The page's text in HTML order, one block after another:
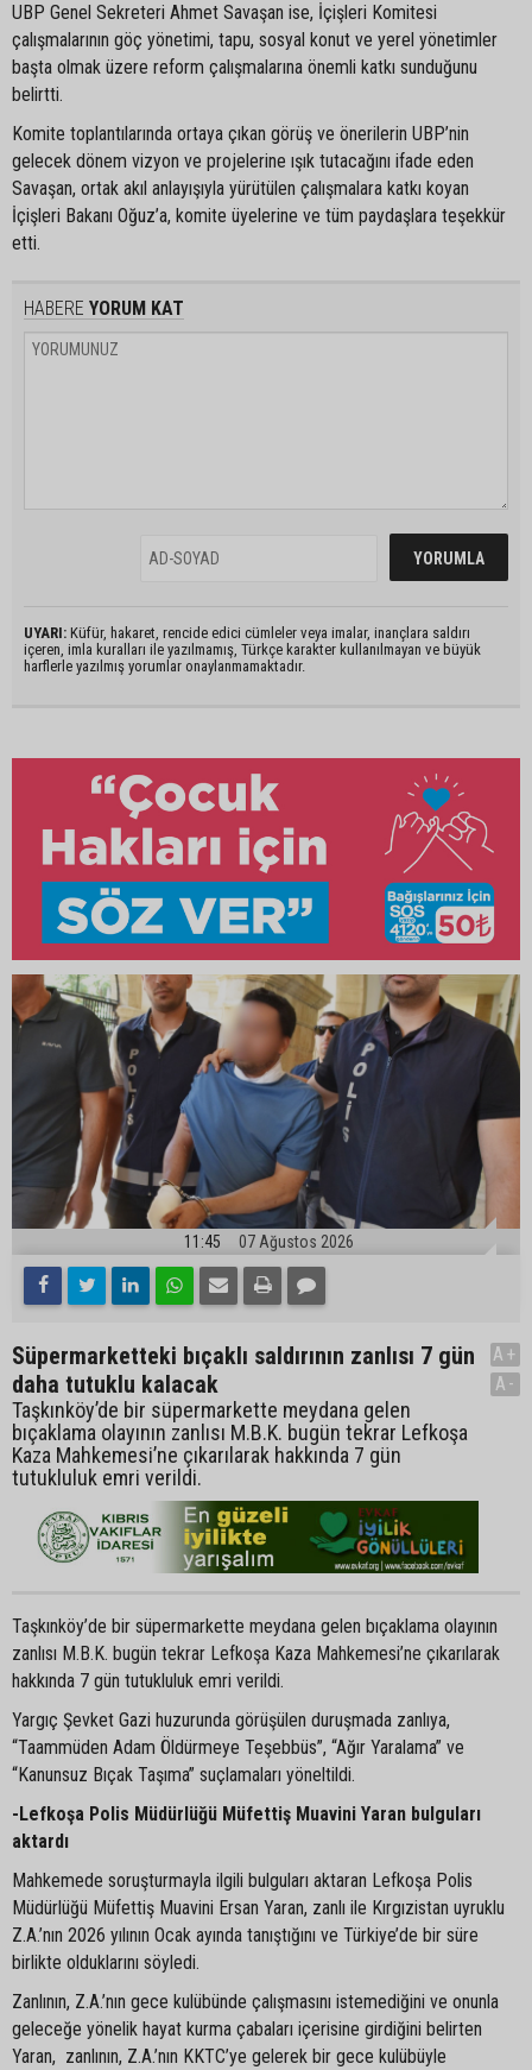
UBP Genel Sekreteri Ahmet Savaşan ise, İçişleri Komitesi
çalışmalarının göç yönetimi, tapu, sosyal konut ve yerel yönetimler
başta olmak üzere reform çalışmalarına önemli katkı sunduğunu
belirtti.
Komite toplantılarında ortaya çıkan görüş ve önerilerin UBP’nin
gelecek dönem vizyon ve projelerine ışık tutacağını ifade eden
Savaşan, ortak akıl anlayışıyla yürütülen çalışmalara katkı koyan
İçişleri Bakanı Oğuz’a, komite üyelerine ve tüm paydaşlara teşekkür
etti.
HABERE YORUM KAT
UYARI: Küfür, hakaret, rencide edici cümleler veya imalar, inançlara saldırı
içeren, imla kuralları ile yazılmamış, Türkçe karakter kullanılmayan ve büyük
harflerle yazılmış yorumlar onaylanmamaktadır.
11:45 07 Ağustos 2026
Süpermarketteki bıçaklı saldırının zanlısı 7 gün
daha tutuklu kalacak
Taşkınköy’de bir süpermarkette meydana gelen
bıçaklama olayının zanlısı M.B.K. bugün tekrar Lefkoşa
Kaza Mahkemesi’ne çıkarılarak hakkında 7 gün
tutukluluk emri verildi.
A+
A-
Taşkınköy’de bir süpermarkette meydana gelen bıçaklama olayının
zanlısı M.B.K. bugün tekrar Lefkoşa Kaza Mahkemesi’ne çıkarılarak
hakkında 7 gün tutukluluk emri verildi.
Yargıç Şevket Gazi huzurunda görüşülen duruşmada zanlıya,
“Taammüden Adam Öldürmeye Teşebbüs”, “Ağır Yaralama” ve
“Kanunsuz Bıçak Taşıma” suçlamaları yöneltildi.
-Lefkoşa Polis Müdürlüğü Müfettiş Muavini Yaran bulguları
aktardı
Mahkemede soruşturmayla ilgili bulguları aktaran Lefkoşa Polis
Müdürlüğü Müfettiş Muavini Ersan Yaran, zanlı ile Kırgızistan uyruklu
Z.A.’nın 2026 yılının Ocak ayında tanıştığını ve Türkiye’de bir süre
birlikte olduklarını söyledi.
Zanlının, Z.A.’nın gece kulübünde çalışmasını istemediğini ve onunla
geleceğe yönelik hayat kurma çabaları içerisine girdiğini belirten
Yaran, zanlının, Z.A.’nın KKTC’ye gelerek bir gece kulübüyle